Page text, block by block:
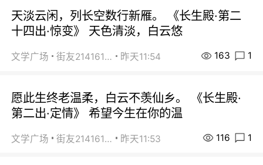
天淡云闲，列长空数行新雁。 《长生殿·第二
十四出·惊变》 天色清淡，白云悠
文学广场 街友21416156 昨天11:54 163 1
愿此生终老温柔，白云不羡仙乡。 《长生殿·
第二出·定情》 希望今生在你的温
文学广场 街友21416156 昨天11:53 116 1